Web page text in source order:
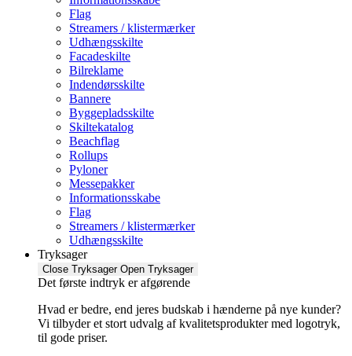
Flag
Streamers / klistermærker
Udhængsskilte
Facadeskilte
Bilreklame
Indendørsskilte
Bannere
Byggepladsskilte
Skiltekatalog
Beachflag
Rollups
Pyloner
Messepakker
Informationsskabe
Flag
Streamers / klistermærker
Udhængsskilte
Tryksager
Close Tryksager Open Tryksager
Det første indtryk er afgørende
Hvad er bedre, end jeres budskab i hænderne på nye kunder?
Vi tilbyder et stort udvalg af kvalitetsprodukter med logotryk,
til gode priser.